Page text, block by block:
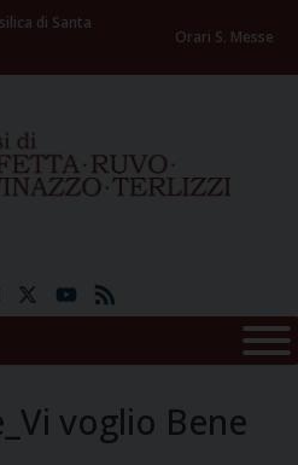
di Santa
Orari S. Messe
InstagramYouTube
voglio Bene